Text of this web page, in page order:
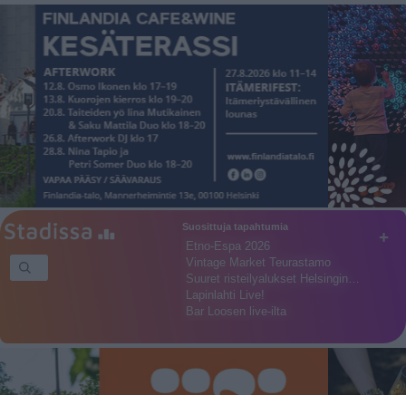
+
Suosittuja tapahtumia
Etno-Espa 2026
Vintage Market Teurastamo
Suuret risteilyalukset Helsingin…
Lapinlahti Live!
Bar Loosen live-ilta